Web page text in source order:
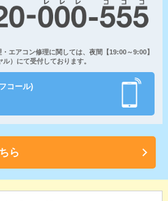
エアコン修理に関しては、夜間【19:00～9:00】
）にて受付しております。
コール)
ら